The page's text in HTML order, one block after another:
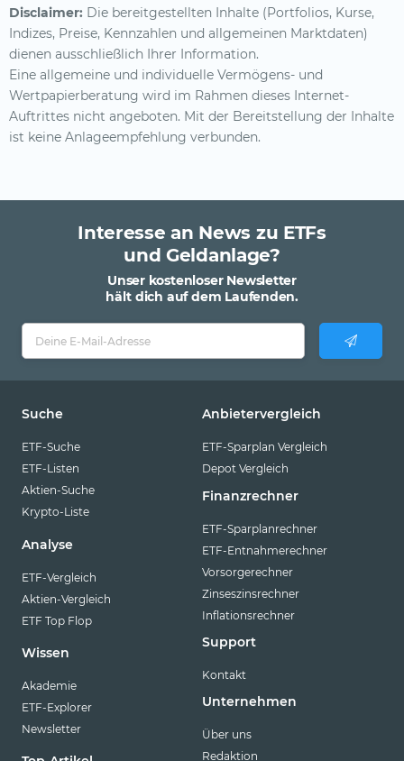
Disclaimer: Die bereitgestellten Inhalte (Portfolios, Kurse,
Indizes, Preise, Kennzahlen und allgemeinen Marktdaten)
dienen ausschließlich Ihrer Information.
Eine allgemeine und individuelle Vermögens- und
Wertpapierberatung wird im Rahmen dieses Internet-
Auftrittes nicht angeboten. Mit der Bereitstellung der Inhalte
ist keine Anlageempfehlung verbunden.
Interesse an News zu ETFs
und Geldanlage?
Unser kostenloser Newsletter
hält dich auf dem Laufenden.
Suche
ETF-Suche
ETF-Listen
Aktien-Suche
Krypto-Liste
Analyse
ETF-Vergleich
Aktien-Vergleich
ETF Top Flop
Wissen
Akademie
ETF-Explorer
Newsletter
Anbietervergleich
ETF-Sparplan Vergleich
Depot Vergleich
Finanzrechner
ETF-Sparplanrechner
ETF-Entnahmerechner
Vorsorgerechner
Zinseszinsrechner
Inflationsrechner
Support
Kontakt
Unternehmen
Über uns
Redaktion